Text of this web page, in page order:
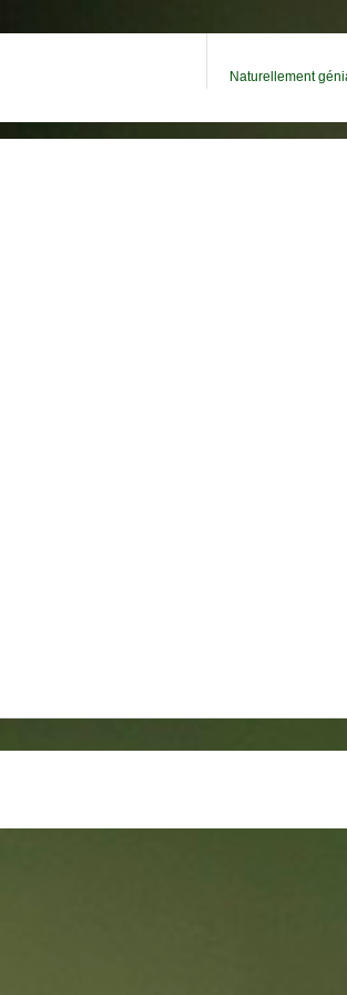
Naturellement